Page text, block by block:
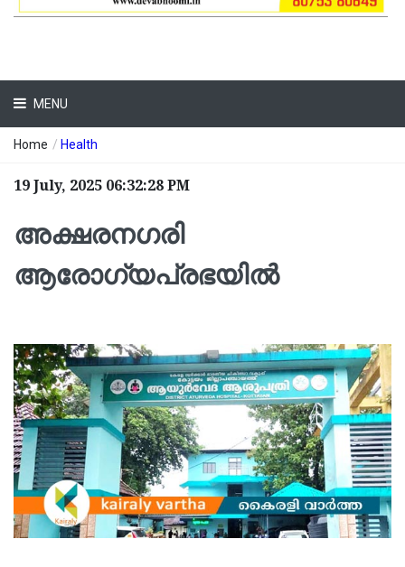
MENU
Home / Health
19 July, 2025 06:32:28 PM
അക്ഷരനഗരി
ആരോഗ്യപ്രഭയിൽ